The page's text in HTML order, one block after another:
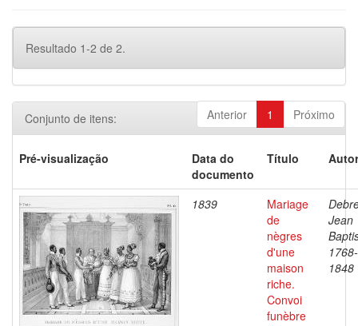
Resultado 1-2 de 2.
Anterior 1 Próximo
Conjunto de itens:
Pré-visualização
Data do
documento
Título
1839
Mariage
de
nègres
d'une
maison
riche.
Convoi
funèbre
Jean
1768-
1848